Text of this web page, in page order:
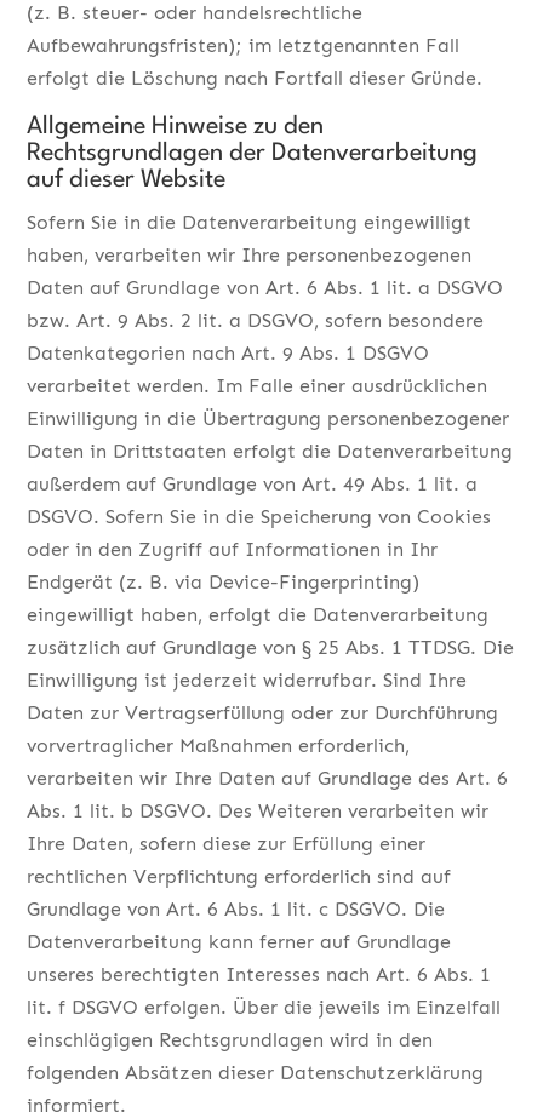
(z. B. steuer- oder handelsrechtliche
Aufbewahrungsfristen); im letztgenannten Fall
erfolgt die Löschung nach Fortfall dieser Gründe.
Allgemeine Hinweise zu den
Rechtsgrundlagen der Datenverarbeitung
auf dieser Website
Sofern Sie in die Datenverarbeitung eingewilligt
haben, verarbeiten wir Ihre personenbezogenen
Daten auf Grundlage von Art. 6 Abs. 1 lit. a DSGVO
bzw. Art. 9 Abs. 2 lit. a DSGVO, sofern besondere
Datenkategorien nach Art. 9 Abs. 1 DSGVO
verarbeitet werden. Im Falle einer ausdrücklichen
Einwilligung in die Übertragung personenbezogener
Daten in Drittstaaten erfolgt die Datenverarbeitung
außerdem auf Grundlage von Art. 49 Abs. 1 lit. a
DSGVO. Sofern Sie in die Speicherung von Cookies
oder in den Zugriff auf Informationen in Ihr
Endgerät (z. B. via Device-Fingerprinting)
eingewilligt haben, erfolgt die Datenverarbeitung
zusätzlich auf Grundlage von § 25 Abs. 1 TTDSG. Die
Einwilligung ist jederzeit widerrufbar. Sind Ihre
Daten zur Vertragserfüllung oder zur Durchführung
vorvertraglicher Maßnahmen erforderlich,
verarbeiten wir Ihre Daten auf Grundlage des Art. 6
Abs. 1 lit. b DSGVO. Des Weiteren verarbeiten wir
Ihre Daten, sofern diese zur Erfüllung einer
rechtlichen Verpflichtung erforderlich sind auf
Grundlage von Art. 6 Abs. 1 lit. c DSGVO. Die
Datenverarbeitung kann ferner auf Grundlage
unseres berechtigten Interesses nach Art. 6 Abs. 1
lit. f DSGVO erfolgen. Über die jeweils im Einzelfall
einschlägigen Rechtsgrundlagen wird in den
folgenden Absätzen dieser Datenschutzerklärung
informiert.